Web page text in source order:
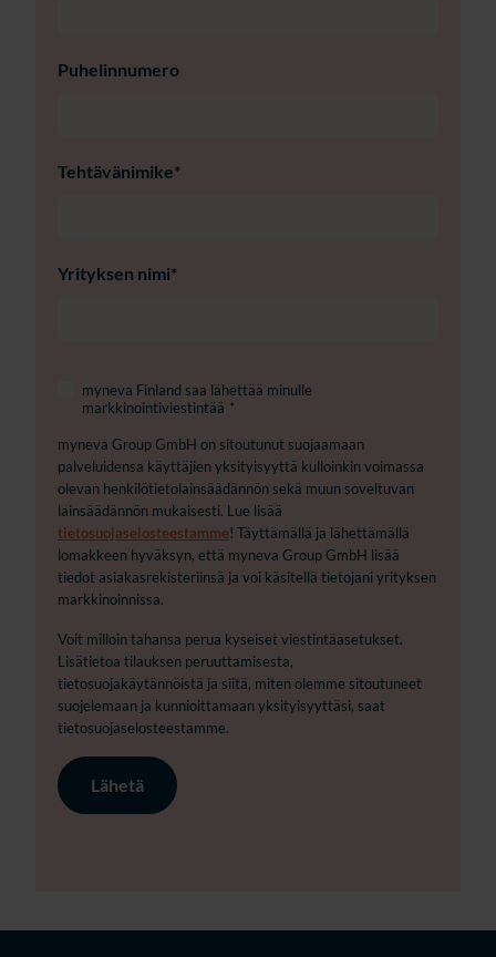
Puhelinnumero
Tehtävänimike*
Yrityksen nimi*
myneva Finland saa lähettää minulle
markkinointiviestintää *
myneva Group GmbH on sitoutunut suojaamaan
palveluidensa käyttäjien yksityisyyttä kulloinkin voimassa
olevan henkilötietolainsäädännön sekä muun soveltuvan
lainsäädännön mukaisesti. Lue lisää
tietosuojaselosteestamme! Täyttämällä ja lähettämällä
lomakkeen hyväksyn, että myneva Group GmbH lisää
tiedot asiakasrekisteriinsä ja voi käsitellä tietojani yrityksen
markkinoinnissa.
Voit milloin tahansa perua kyseiset viestintäasetukset.
Lisätietoa tilauksen peruuttamisesta,
tietosuojakäytännöistä ja siitä, miten olemme sitoutuneet
suojelemaan ja kunnioittamaan yksityisyyttäsi, saat
tietosuojaselosteestamme.